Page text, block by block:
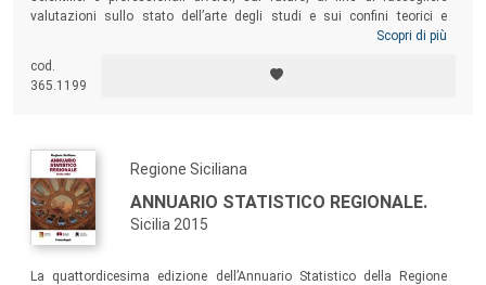
valutazioni sullo stato dell’arte degli studi e sui confini teorici e
metodologici, con particolare riferimento al ruolo di supporto alle
fine di migliorare la progettualità sociale mediante implementazione di
politiche e azioni.
Scopri di più
cod.
365.1199
Regione Siciliana
ANNUARIO STATISTICO REGIONALE.
Sicilia 2015
La quattordicesima edizione dell’Annuario Statistico della Regione